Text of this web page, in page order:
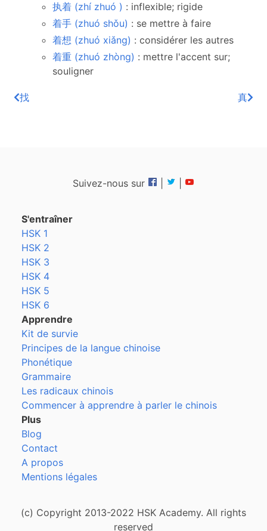
执着 (zhí zhuó ) : inflexible; rigide
着手 (zhuó shǒu) : se mettre à faire
着想 (zhuó xiǎng) : considérer les autres
着重 (zhuó zhòng) : mettre l'accent sur;
souligner
找 真
Suivez-nous sur
S'entraîner
HSK 1
HSK 2
HSK 3
HSK 4
HSK 5
HSK 6
Apprendre
Kit de survie
Principes de la langue chinoise
Phonétique
Grammaire
Les radicaux chinois
Commencer à apprendre à parler le chinois
Plus
Blog
Contact
A propos
Mentions légales
(c) Copyright 2013-2022 HSK Academy. All rights
reserved